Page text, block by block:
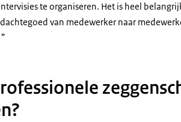
te organiseren. Het is heel
van medewerker naar